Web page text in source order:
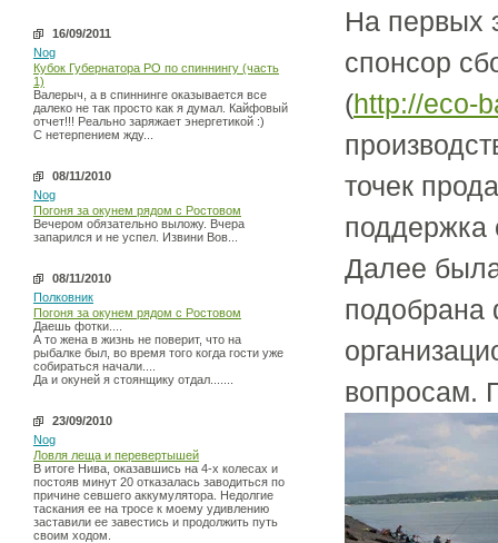
16/09/2011
Nog
Кубок Губернатора РО по спиннингу (часть
1)
Валерыч, а в спиннинге оказывается все
далеко не так просто как я думал. Кайфовый
отчет!!! Реально заряжает энергетикой :)
С нетерпением жду...
08/11/2010
Nog
Погоня за окунем рядом с Ростовом
Вечером обязательно выложу. Вчера
запарился и не успел. Извини Вов...
08/11/2010
Полковник
Погоня за окунем рядом с Ростовом
Даешь фотки....
А то жена в жизнь не поверит, что на
рыбалке был, во время того когда гости уже
собираться начали....
Да и окуней я стоянщику отдал.......
23/09/2010
Nog
Ловля леща и перевертышей
В итоге Нива, оказавшись на 4-х колесах и
постояв минут 20 отказалась заводиться по
причине севшего аккумулятора. Недолгие
таскания ее на тросе к моему удивлению
заставили ее завестись и продолжить путь
своим ходом.
На первых
спонсор
(http://eco-
точек
поддержка
Далее
вопросам.